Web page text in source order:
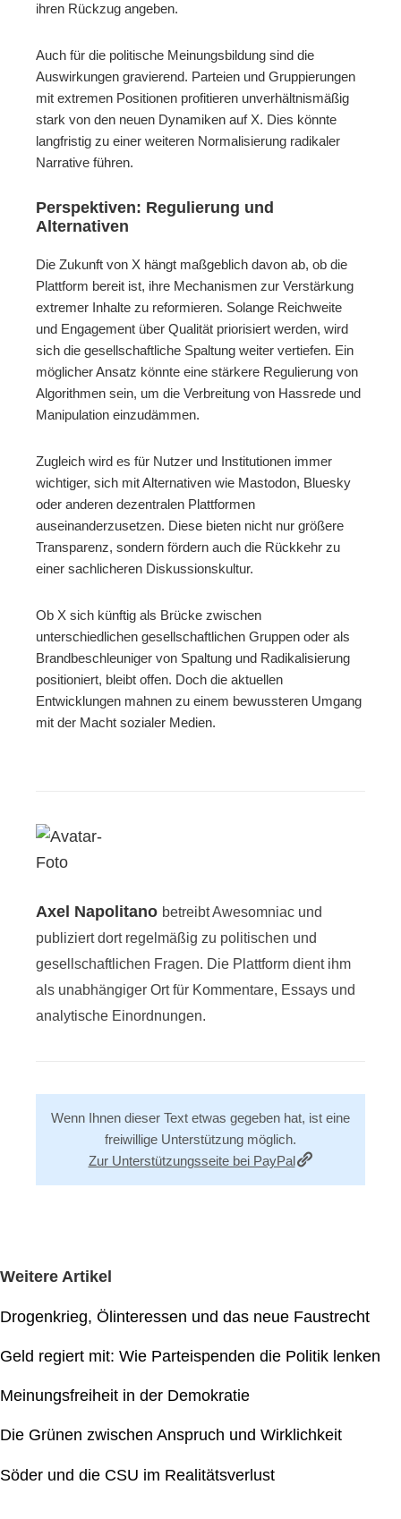
ihren Rückzug angeben.
Auch für die politische Meinungsbildung sind die
Auswirkungen gravierend. Parteien und Gruppierungen
mit extremen Positionen profitieren unverhältnismäßig
stark von den neuen Dynamiken auf X. Dies könnte
langfristig zu einer weiteren Normalisierung radikaler
Narrative führen.
Perspektiven: Regulierung und
Alternativen
Die Zukunft von X hängt maßgeblich davon ab, ob die
Plattform bereit ist, ihre Mechanismen zur Verstärkung
extremer Inhalte zu reformieren. Solange Reichweite
und Engagement über Qualität priorisiert werden, wird
sich die gesellschaftliche Spaltung weiter vertiefen. Ein
möglicher Ansatz könnte eine stärkere Regulierung von
Algorithmen sein, um die Verbreitung von Hassrede und
Manipulation einzudämmen.
Zugleich wird es für Nutzer und Institutionen immer
wichtiger, sich mit Alternativen wie Mastodon, Bluesky
oder anderen dezentralen Plattformen
auseinanderzusetzen. Diese bieten nicht nur größere
Transparenz, sondern fördern auch die Rückkehr zu
einer sachlicheren Diskussionskultur.
Ob X sich künftig als Brücke zwischen
unterschiedlichen gesellschaftlichen Gruppen oder als
Brandbeschleuniger von Spaltung und Radikalisierung
positioniert, bleibt offen. Doch die aktuellen
Entwicklungen mahnen zu einem bewussteren Umgang
mit der Macht sozialer Medien.
Axel Napolitano betreibt Awesomniac und
publiziert dort regelmäßig zu politischen und
gesellschaftlichen Fragen. Die Plattform dient ihm
als unabhängiger Ort für Kommentare, Essays und
analytische Einordnungen.
Wenn Ihnen dieser Text etwas gegeben hat, ist eine
freiwillige Unterstützung möglich.
Zur Unterstützungsseite bei PayPal
Weitere Artikel
Drogenkrieg, Ölinteressen und das neue Faustrecht
Geld regiert mit: Wie Parteispenden die Politik lenken
Meinungsfreiheit in der Demokratie
Die Grünen zwischen Anspruch und Wirklichkeit
Söder und die CSU im Realitätsverlust